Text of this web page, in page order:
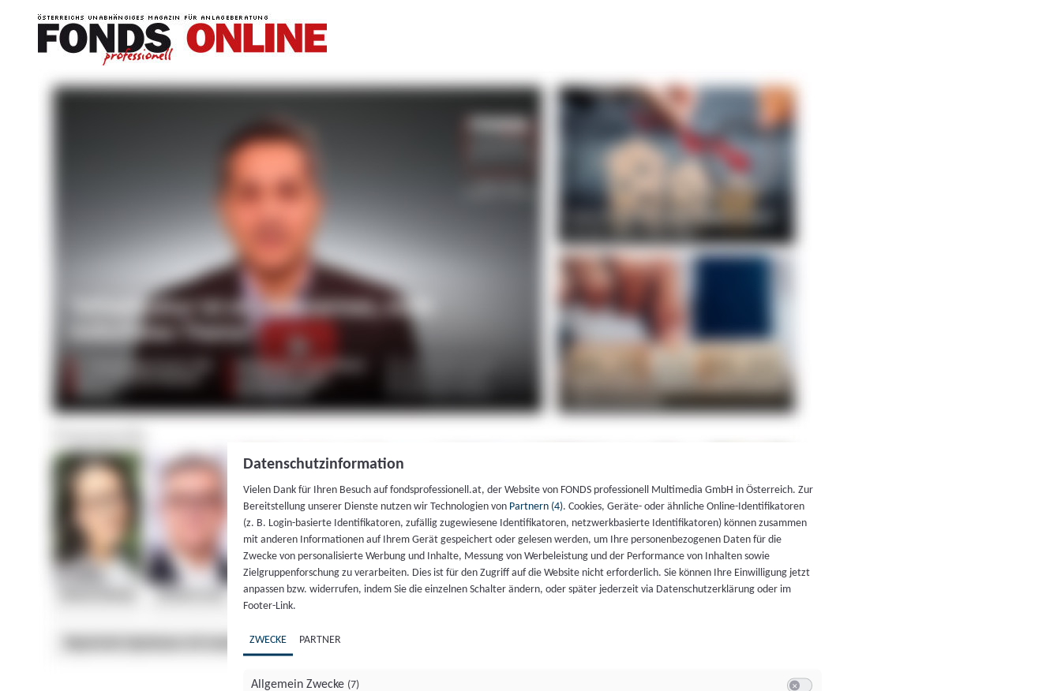
Datenschutzinformation
Vielen Dank für Ihren Besuch auf fondsprofessionell.at, der Website von FONDS professionell Multimedia GmbH in Österreich. Zur
Bereitstellung unserer Dienste nutzen wir Technologien von Partnern (4). Cookies, Geräte- oder ähnliche Online-Identifikatoren
(z. B. Login-basierte Identifikatoren, zufällig zugewiesene Identifikatoren, netzwerkbasierte Identifikatoren) können zusammen
mit anderen Informationen auf Ihrem Gerät gespeichert oder gelesen werden, um Ihre personenbezogenen Daten für die
Zwecke von personalisierte Werbung und Inhalte, Messung von Werbeleistung und der Performance von Inhalten sowie
Zielgruppenforschung zu verarbeiten. Dies ist für den Zugriff auf die Website nicht erforderlich. Sie können Ihre Einwilligung jetzt
anpassen bzw. widerrufen, indem Sie die einzelnen Schalter ändern, oder später jederzeit via Datenschutzerklärung oder im
Footer-Link.
ZWECKE PARTNER
Allgemein Zwecke (7)